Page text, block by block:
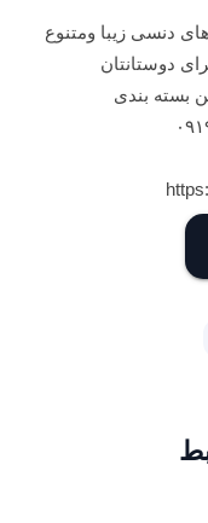
دنسی زیبا ومتنوع
دوستانتان
بسته بندی